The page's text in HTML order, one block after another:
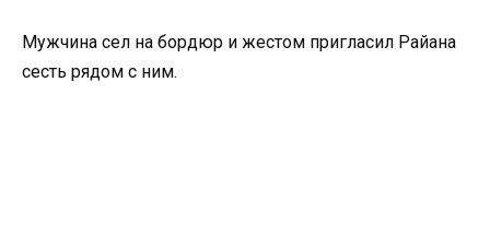
Мужчина сел на бордюр и жестом пригласил Райана
сесть рядом с ним.